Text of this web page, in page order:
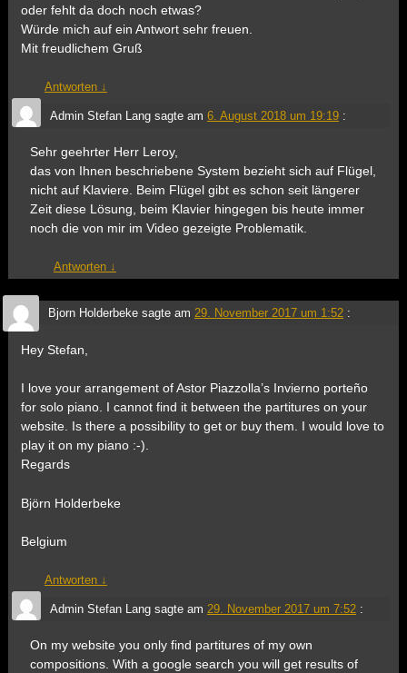
oder fehlt da doch noch etwas?
Würde mich auf ein Antwort sehr freuen.
Mit freudlichem Gruß
Antworten ↓
Admin Stefan Langsagte am 6. August 2018 um 19:19 :
Sehr geehrter Herr Leroy,
das von Ihnen beschriebene System bezieht sich auf Flügel,
nicht auf Klaviere. Beim Flügel gibt es schon seit längerer
Zeit diese Lösung, beim Klavier hingegen bis heute immer
noch die von mir im Video gezeigte Problematik.
Antworten ↓
Bjorn Holderbekesagte am 29. November 2017 um 1:52 :
Hey Stefan,
I love your arrangement of Astor Piazzolla’s Invierno porteño
for solo piano. I cannot find it between the partitures on your
website. Is there a possibility to get or buy them. I would love to
play it on my piano :-).
Regards
Björn Holderbeke
Belgium
Antworten ↓
Admin Stefan Langsagte am 29. November 2017 um 7:52 :
On my website you only find partitures of my own
compositions. With a google search you will get results of